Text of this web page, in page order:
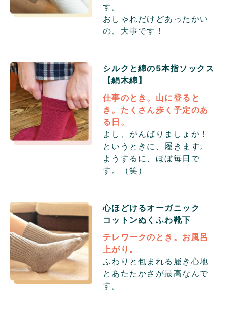
す。
おしゃれだけどあったかい
の、大事です！
シルクと綿の5本指ソックス
【絹木綿】
仕事のとき。山に登ると
き。たくさん歩く予定のあ
る日。
よし、がんばりましょか！
というときに、履きます。
ようするに、ほぼ毎日で
す。（笑）
心ほどけるオーガニック
コットンぬくふわ靴下
テレワークのとき。お風呂
上がり。
ふわりと包まれる履き心地
とあたたかさが最高なんで
す。